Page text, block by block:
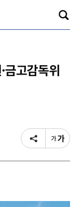
금고감독위